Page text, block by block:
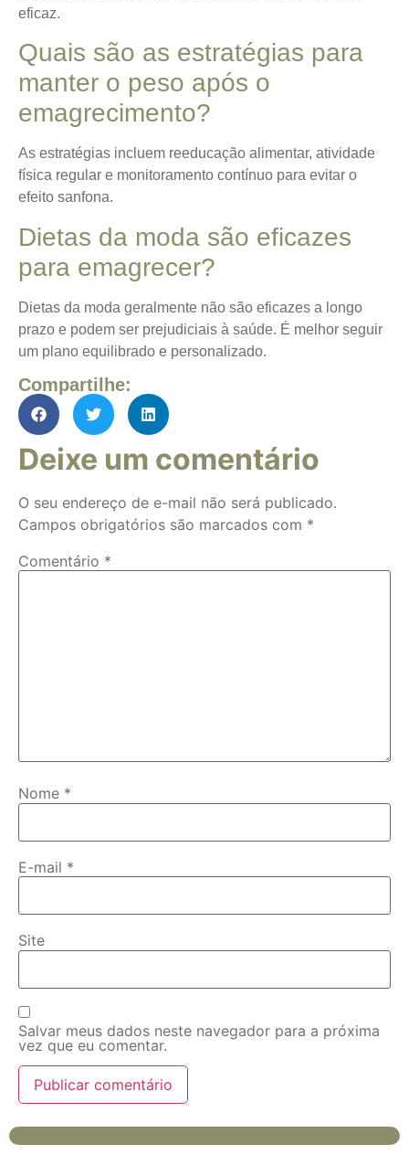
eficaz.
Quais são as estratégias para
manter o peso após o
emagrecimento?
As estratégias incluem reeducação alimentar, atividade
física regular e monitoramento contínuo para evitar o
efeito sanfona.
Dietas da moda são eficazes
para emagrecer?
Dietas da moda geralmente não são eficazes a longo
prazo e podem ser prejudiciais à saúde. É melhor seguir
um plano equilibrado e personalizado.
Compartilhe:
Deixe um comentário
O seu endereço de e-mail não será publicado.
Campos obrigatórios são marcados com *
Comentário *
Nome *
E-mail *
Site
Salvar meus dados neste navegador para a próxima
vez que eu comentar.